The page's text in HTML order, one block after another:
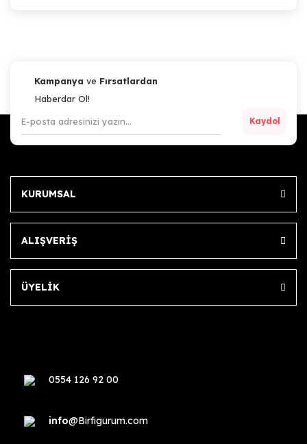
Kampanya ve Fırsatlardan
Haberdar Ol!
Kaydol
KURUMSAL
ALIŞVERİŞ
ÜYELİK
0554 126 92 00
info@Birfigurum.com